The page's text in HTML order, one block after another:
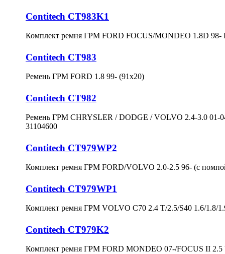
Contitech CT983K1
Комплект ремня ГРМ FORD FOCUS/MONDEO 1.8D 98-
Contitech CT983
Ремень ГРМ FORD 1.8 99- (91x20)
Contitech CT982
Ремень ГРМ CHRYSLER / DODGE / VOLVO 2.4-3.0 01-
31104600
Contitech CT979WP2
Комплект ремня ГРМ FORD/VOLVO 2.0-2.5 96- (с
Contitech CT979WP1
Комплект ремня ГРМ VOLVO C70 2.4 T/2.5/S40 1.6/1.8/
Contitech CT979K2
Комплект ремня ГРМ FORD MONDEO 07-/FOCUS II